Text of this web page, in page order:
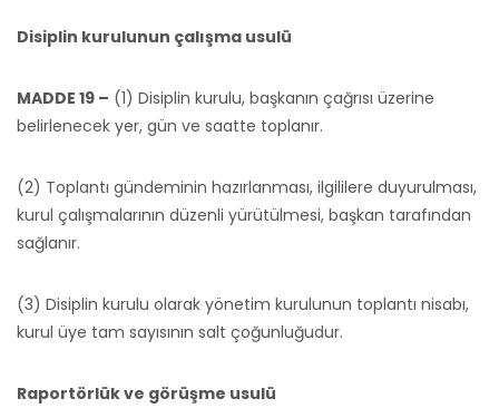
Disiplin kurulunun çalışma usulü
MADDE 19 – (1) Disiplin kurulu, başkanın çağrısı üzerine
belirlenecek yer, gün ve saatte toplanır.
(2) Toplantı gündeminin hazırlanması, ilgililere duyurulması,
kurul çalışmalarının düzenli yürütülmesi, başkan tarafından
sağlanır.
(3) Disiplin kurulu olarak yönetim kurulunun toplantı nisabı,
kurul üye tam sayısının salt çoğunluğudur.
Raportörlük ve görüşme usulü